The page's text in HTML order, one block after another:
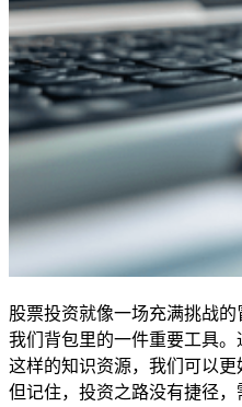
股票投资就像一场充满挑战
我们背包里的一件重要工具
这样的知识资源，我们可以更
但记住，投资之路没有捷径，